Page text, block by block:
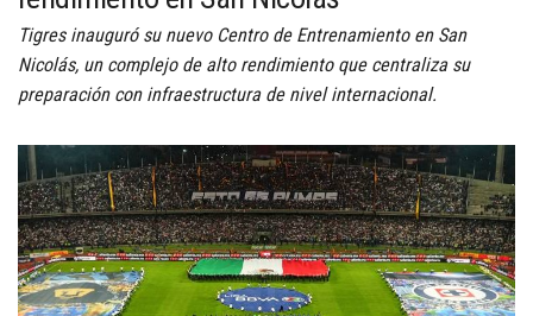
Tigres inauguró su nuevo Centro de Entrenamiento en San
Nicolás, un complejo de alto rendimiento que centraliza su
preparación con infraestructura de nivel internacional.